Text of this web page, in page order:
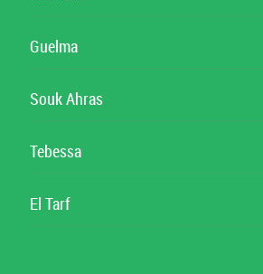
Guelma
Souk Ahras
Tebessa
El Tarf